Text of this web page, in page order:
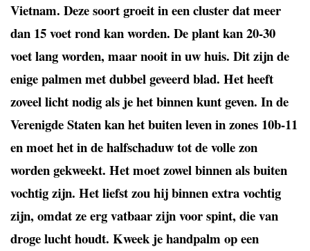
Vietnam. Deze soort groeit in een cluster dat meer
dan 15 voet rond kan worden. De plant kan 20-30
voet lang worden, maar nooit in uw huis. Dit zijn de
enige palmen met dubbel geveerd blad. Het heeft
zoveel licht nodig als je het binnen kunt geven. In de
Verenigde Staten kan het buiten leven in zones 10b-11
en moet het in de halfschaduw tot de volle zon
worden gekweekt. Het moet zowel binnen als buiten
vochtig zijn. Het liefst zou hij binnen extra vochtig
zijn, omdat ze erg vatbaar zijn voor spint, die van
droge lucht houdt. Kweek je handpalm op een